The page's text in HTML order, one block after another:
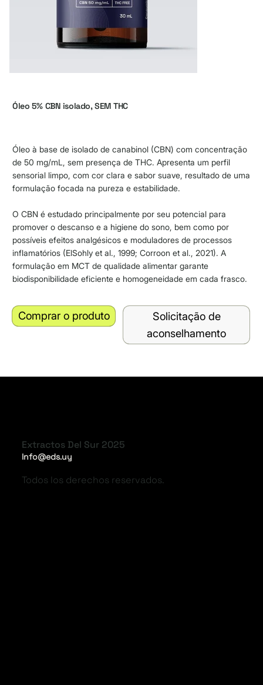
Óleo 5% CBN isolado, SEM THC
Óleo à base de isolado de canabinol (CBN) com concentração
de 50 mg/mL, sem presença de THC. Apresenta um perfil
sensorial limpo, com cor clara e sabor suave, resultado de uma
formulação focada na pureza e estabilidade.
O CBN é estudado principalmente por seu potencial para
promover o descanso e a higiene do sono, bem como por
possíveis efeitos analgésicos e moduladores de processos
inflamatórios (ElSohly et al., 1999; Corroon et al., 2021). A
formulação em MCT de qualidade alimentar garante
biodisponibilidade eficiente e homogeneidade em cada frasco.
Comprar o produto
Solicitação de
aconselhamento
Extractos Del Sur 2025
Info@eds.uy
Todos los derechos reservados.